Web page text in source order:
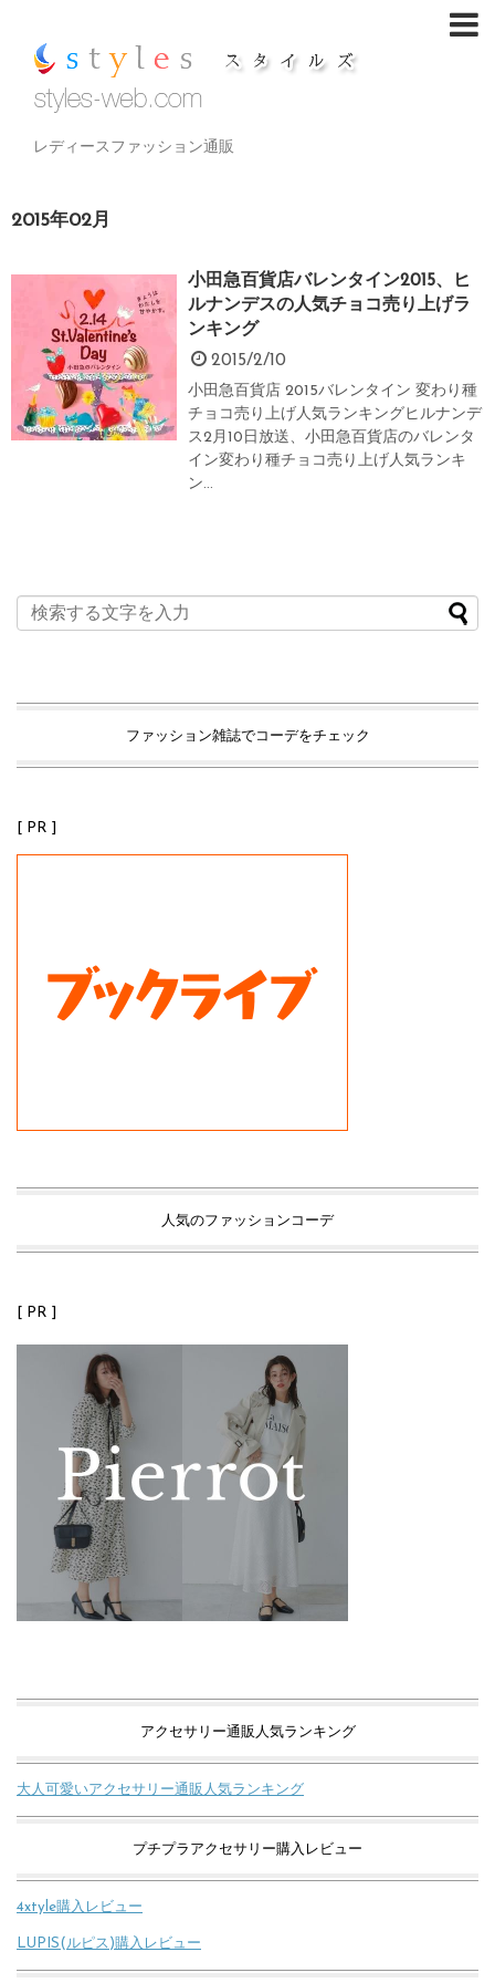
レディースファッション通販
2015年02月
小田急百貨店バレンタイン2015、ヒ
ルナンデスの人気チョコ売り上げラ
ンキング
2015/2/10
小田急百貨店 2015バレンタイン 変わり種
チョコ売り上げ人気ランキングヒルナンデ
ス2月10日放送、小田急百貨店のバレンタ
イン変わり種チョコ売り上げ人気ランキ
ン...
ファッション雑誌でコーデをチェック
[ PR ]
人気のファッションコーデ
[ PR ]
アクセサリー通販人気ランキング
大人可愛いアクセサリー通販人気ランキング
プチプラアクセサリー購入レビュー
4xtyle購入レビュー
LUPIS(ルピス)購入レビュー